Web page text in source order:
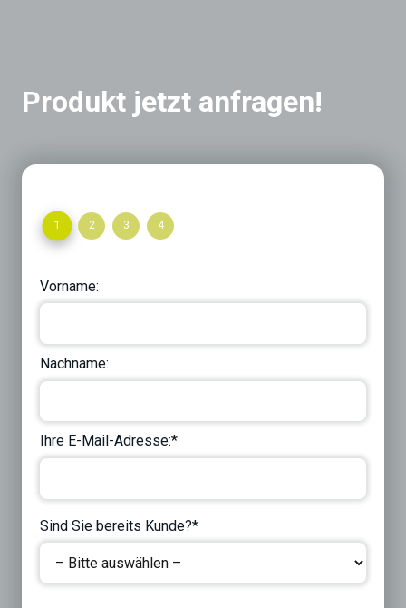
Produkt jetzt anfragen!
1 2 3 4
Vorname:
Nachname:
Ihre E-Mail-Adresse:*
Sind Sie bereits Kunde?*